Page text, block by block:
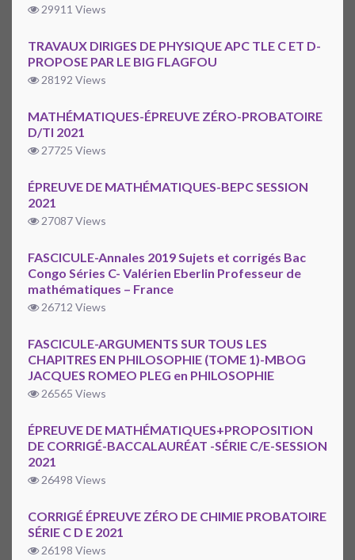
29911 Views
TRAVAUX DIRIGES DE PHYSIQUE APC TLE C ET D-
PROPOSE PAR LE BIG FLAGFOU
28192 Views
MATHÉMATIQUES-ÉPREUVE ZÉRO-PROBATOIRE
D/TI 2021
27725 Views
ÉPREUVE DE MATHÉMATIQUES-BEPC SESSION
2021
27087 Views
FASCICULE-Annales 2019 Sujets et corrigés Bac
Congo Séries C- Valérien Eberlin Professeur de
mathématiques – France
26712 Views
FASCICULE-ARGUMENTS SUR TOUS LES
CHAPITRES EN PHILOSOPHIE (TOME 1)-MBOG
JACQUES ROMEO PLEG en PHILOSOPHIE
26565 Views
ÉPREUVE DE MATHÉMATIQUES+PROPOSITION
DE CORRIGÉ-BACCALAURÉAT -SÉRIE C/E-SESSION
2021
26498 Views
CORRIGÉ ÉPREUVE ZÉRO DE CHIMIE PROBATOIRE
SÉRIE C D E 2021
26198 Views